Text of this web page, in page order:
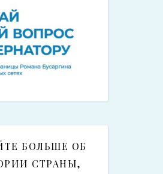
БОЛЬШЕ ОБ
СТРАНЫ,